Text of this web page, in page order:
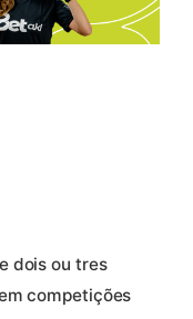
dois ou tres
competições